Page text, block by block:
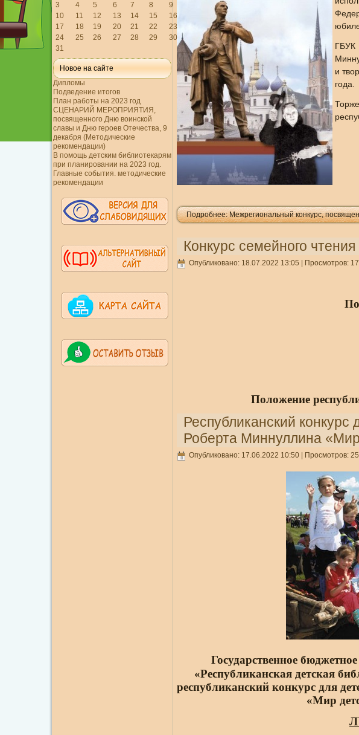
3
4 5 6 7 8
9
10
11 12 13 14 15
16
17
18 19 20 21 22
23
24
25 26 27 28 29
30
31
Новое на сайте
Дипломы
Подведение итогов
План работы на 2023 год
СЦЕНАРИЙ МЕРОПРИЯТИЯ,
посвященного Дню воинской
славы и Дню героев Отечества, 9
декабря (Методические
рекомендации)
В помощь детским библиотекарям
при планировании на 2023 год.
Главные события. методические
рекомендации
и
года.
Подробнее: Межрегиональный конкурс,
Конкурс семейного чтения
Опубликовано: 18.07.2022 13:05 | Просмотров:
Положение
Республиканский
Роберта Миннуллина
Опубликовано: 17.06.2022 10:50| Просмотров:
Государственное
«Республиканская детская
республиканский конкурс для
«Мир